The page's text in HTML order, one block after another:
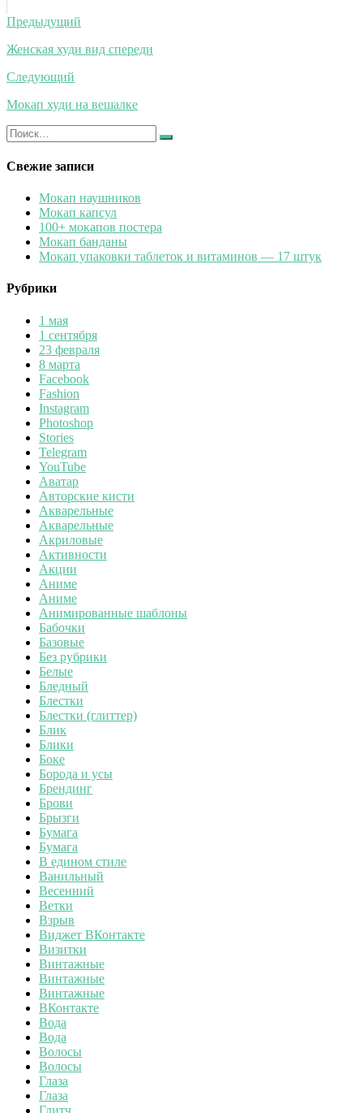
Навигация
по
записям
Предыдущий
Женская худи вид спереди
Следующий
Мокап худи на вешалке
Искать:
Найти
Свежие записи
Мокап наушников
Мокап капсул
100+ мокапов постера
Мокап банданы
Мокап упаковки таблеток и витаминов — 17 штук
Рубрики
1 мая
1 сентября
23 февраля
8 марта
Facebook
Fashion
Instagram
Photoshop
Stories
Telegram
YouTube
Аватар
Авторские кисти
Акварельные
Акварельные
Акриловые
Активности
Акции
Аниме
Аниме
Анимированные шаблоны
Бабочки
Базовые
Без рубрики
Белые
Бледный
Блестки
Блестки (глиттер)
Блик
Блики
Боке
Борода и усы
Брендинг
Брови
Брызги
Бумага
Бумага
В едином стиле
Ванильный
Весенний
Ветки
Взрыв
Виджет ВКонтакте
Визитки
Винтажные
Винтажные
Винтажные
ВКонтакте
Вода
Вода
Волосы
Волосы
Глаза
Глаза
Глитч